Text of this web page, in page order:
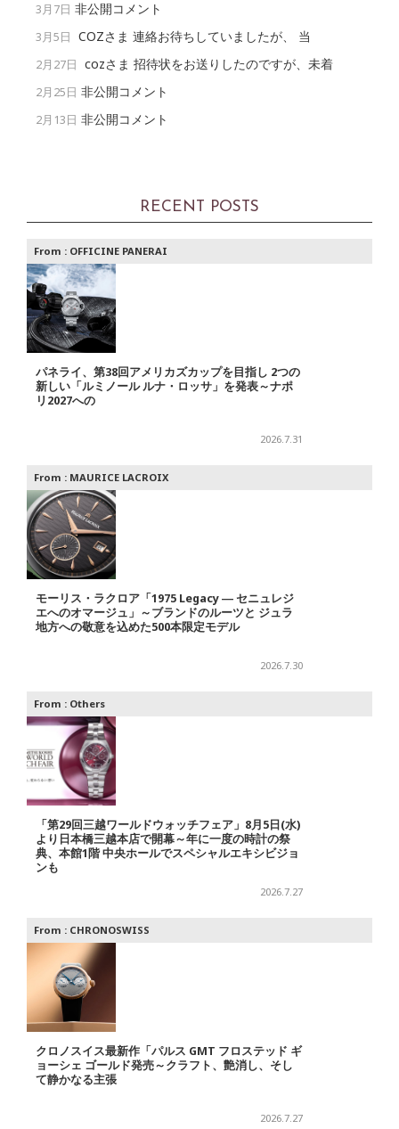
3月7日 非公開コメント
3月5日 COZさま 連絡お待ちしていましたが、 当
2月27日 cozさま 招待状をお送りしたのですが、未着
2月25日 非公開コメント
2月13日 非公開コメント
RECENT POSTS
From : OFFICINE PANERAI
パネライ、第38回アメリカズカップを目指し 2つの
新しい「ルミノール ルナ・ロッサ」を発表～ナポ
リ2027への
2026.7.31
From : MAURICE LACROIX
モーリス・ラクロア「1975 Legacy ― セニュレジ
エへのオマージュ」～ブランドのルーツと ジュラ
地方への敬意を込めた500本限定モデル
2026.7.30
From : Others
「第29回三越ワールドウォッチフェア」8月5日(水)
より日本橋三越本店で開幕～年に一度の時計の祭
典、本館1階 中央ホールでスペシャルエキシビジョ
ンも
2026.7.27
From : CHRONOSWISS
クロノスイス最新作「パルス GMT フロステッド ギ
ョーシェ ゴールド発売～クラフト、艶消し、そし
て静かなる主張
2026.7.27